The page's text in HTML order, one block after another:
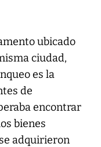
ubicado
ciudad,
es la
de
encontrar
bienes
adquirieron